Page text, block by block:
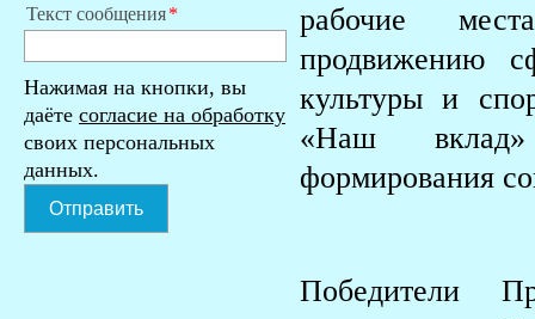
Текст сообщения
Нажимая на кнопки, вы
даёте согласие на обработку
своих персональных
данных.
Отправить
рабочие
продвижению
культуры и
«Наш вклад»
формирования
Победители